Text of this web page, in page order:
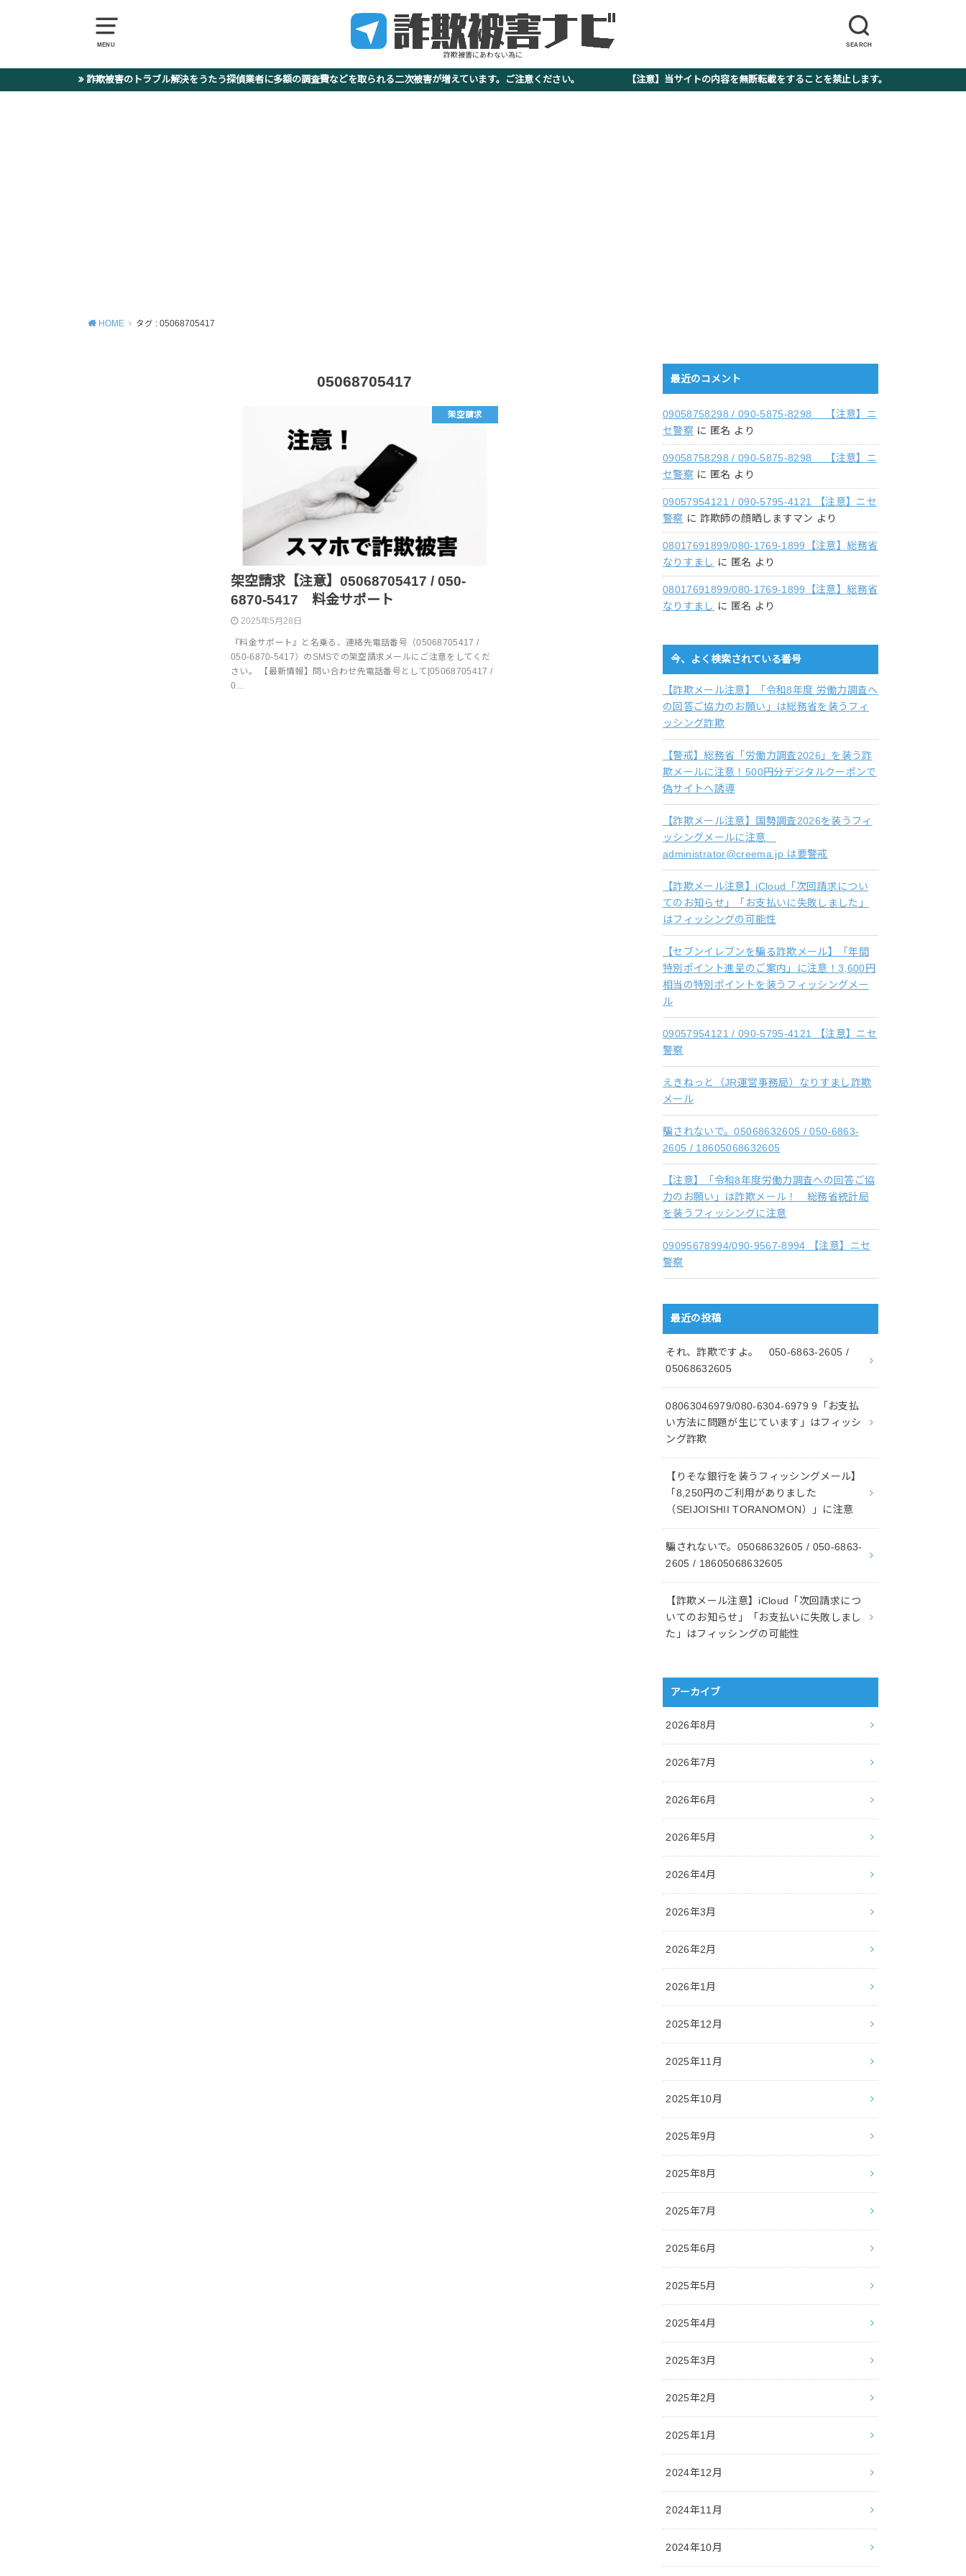
MENU SEARCH
詐欺被害にあわない為に
詐欺被害のトラブル解決をうたう探偵業者に多額の調査費などを取られる二次被害が増えています。ご注意ください。 【注意】当サイトの内容を無断転載をすることを禁止します。
HOME タグ : 05068705417
05068705417
架空請求
架空請求【注意】05068705417 / 050-
6870-5417 料金サポート
2025年5月28日
『料金サポート』と名乗る、連絡先電話番号（05068705417 /
050-6870-5417）のSMSでの架空請求メールにご注意をしてくだ
さい。 【最新情報】問い合わせ先電話番号として[05068705417 /
0…
最近のコメント
09058758298 / 090-5875-8298 【注意】ニ
セ警察 に 匿名 より
09058758298 / 090-5875-8298 【注意】ニ
セ警察 に 匿名 より
09057954121 / 090-5795-4121 【注意】ニセ
警察 に 詐欺師の顔晒しますマン より
08017691899/080-1769-1899【注意】総務省
なりすまし に 匿名 より
08017691899/080-1769-1899【注意】総務省
なりすまし に 匿名 より
今、よく検索されている番号
【詐欺メール注意】「令和8年度 労働力調査へ
の回答ご協力のお願い」は総務省を装うフィ
ッシング詐欺
【警戒】総務省「労働力調査2026」を装う詐
欺メールに注意！500円分デジタルクーポンで
偽サイトへ誘導
【詐欺メール注意】国勢調査2026を装うフィ
ッシングメールに注意
administrator@creema.jp は要警戒
【詐欺メール注意】iCloud「次回請求につい
てのお知らせ」「お支払いに失敗しました」
はフィッシングの可能性
【セブンイレブンを騙る詐欺メール】「年間
特別ポイント進呈のご案内」に注意！3,600円
相当の特別ポイントを装うフィッシングメー
ル
09057954121 / 090-5795-4121 【注意】ニセ
警察
えきねっと（JR運営事務局）なりすまし詐欺
メール
騙されないで。05068632605 / 050-6863-
2605 / 18605068632605
【注意】「令和8年度労働力調査への回答ご協
力のお願い」は詐欺メール！ 総務省統計局
を装うフィッシングに注意
09095678994/090-9567-8994 【注意】ニセ
警察
最近の投稿
それ、詐欺ですよ。 050-6863-2605 /
05068632605
08063046979/080-6304-6979 9「お支払
い方法に問題が生じています」はフィッシ
ング詐欺
【りそな銀行を装うフィッシングメール】
「8,250円のご利用がありました
（SEIJOISHII TORANOMON）」に注意
騙されないで。05068632605 / 050-6863-
2605 / 18605068632605
【詐欺メール注意】iCloud「次回請求につ
いてのお知らせ」「お支払いに失敗しまし
た」はフィッシングの可能性
アーカイブ
2026年8月
2026年7月
2026年6月
2026年5月
2026年4月
2026年3月
2026年2月
2026年1月
2025年12月
2025年11月
2025年10月
2025年9月
2025年8月
2025年7月
2025年6月
2025年5月
2025年4月
2025年3月
2025年2月
2025年1月
2024年12月
2024年11月
2024年10月